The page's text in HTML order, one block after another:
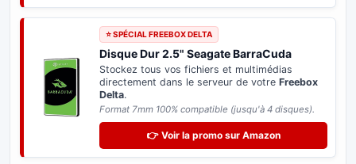
⭐ SPÉCIAL FREEBOX DELTA
Disque Dur 2.5" Seagate BarraCuda
Stockez tous vos fichiers et multimédias
directement dans le serveur de votre Freebox
Delta.
Format 7mm 100% compatible (jusqu'à 4 disques).
👉 Voir la promo sur Amazon